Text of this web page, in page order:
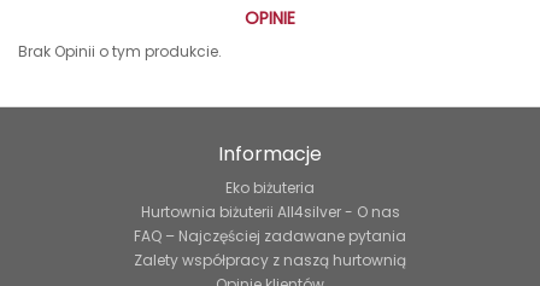
OPINIE
Brak Opinii o tym produkcie.
Informacje
Eko biżuteria
Hurtownia biżuterii All4silver - O nas
FAQ – Najczęściej zadawane pytania
Zalety współpracy z naszą hurtownią